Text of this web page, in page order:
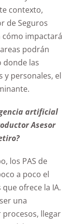
contexto,
de Seguros
cómo impactará
podrán
donde las
y personales, el
artificial
Asesor
los PAS de
a poco el
ofrece la IA.
una
llegar